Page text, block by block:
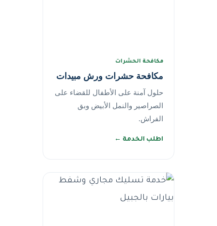
مكافحة الحشرات
مكافحة حشرات ورش مبيدات
حلول آمنة على الأطفال للقضاء على
الصراصير والنمل الأبيض وبق
الفراش.
اطلب الخدمة ←